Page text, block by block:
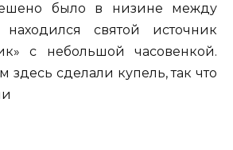
было в низине между
святой источник
с небольшой часовенкой.
здесь сделали купель, так что